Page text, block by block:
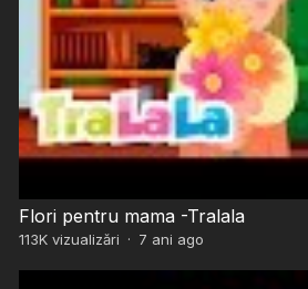
Flori pentru mama -Tralala
113Kvizualizări · 7 ani ago